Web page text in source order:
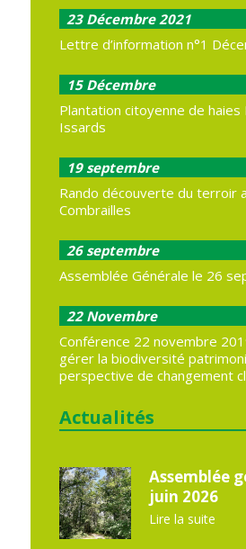
23 Décembre 2021
Lettre d’information n°1
15 Décembre
Plantation citoyenne de haies
Issards
19 septembre
Rando découverte du terroir
Combrailles
26 septembre
Assemblée Générale le 26
22 Novembre
Conférence 22 novembre
gérer la biodiversité
perspective de changement
Actualités
Assemblée
juin 2026
Lire la suite